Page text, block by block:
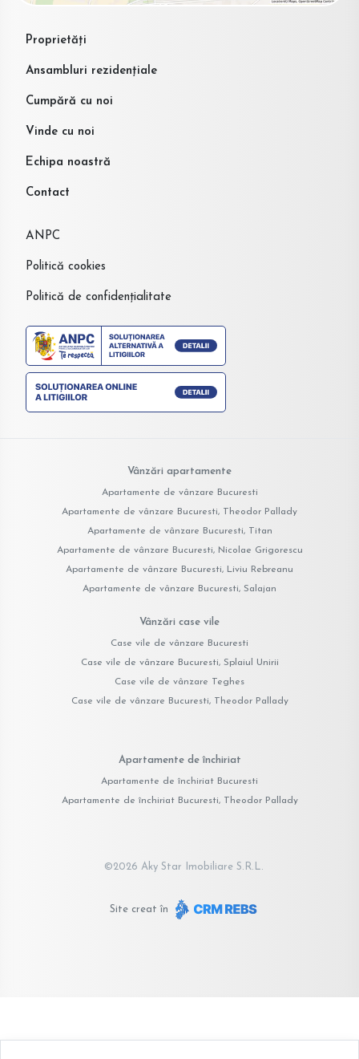
Proprietăți
Ansambluri rezidențiale
Cumpără cu noi
Vinde cu noi
Echipa noastră
Contact
ANPC
Politică cookies
Politică de confidențialitate
Vânzări apartamente
Apartamente de vânzare Bucuresti
Apartamente de vânzare Bucuresti, Theodor Pallady
Apartamente de vânzare Bucuresti, Titan
Apartamente de vânzare Bucuresti, Nicolae Grigorescu
Apartamente de vânzare Bucuresti, Liviu Rebreanu
Apartamente de vânzare Bucuresti, Salajan
Vânzări case vile
Case vile de vânzare Bucuresti
Case vile de vânzare Bucuresti, Splaiul Unirii
Case vile de vânzare Teghes
Case vile de vânzare Bucuresti, Theodor Pallady
Apartamente de închiriat
Apartamente de închiriat Bucuresti
Apartamente de închiriat Bucuresti, Theodor Pallady
©2026 Aky Star Imobiliare S.R.L.
Site creat în